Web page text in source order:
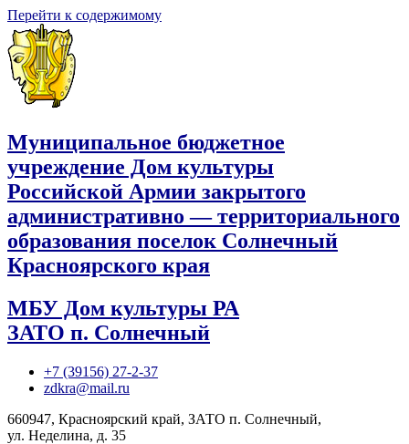
Перейти к содержимому
Муниципальное бюджетное
учреждение Дом культуры
Российской Армии закрытого
административно — территориального
образования поселок Солнечный
Красноярского края
МБУ Дом культуры РА
ЗАТО п. Солнечный
+7 (39156) 27-2-37
zdkra@mail.ru
660947, Красноярский край, ЗАТО п. Солнечный,
ул. Неделина, д. 35